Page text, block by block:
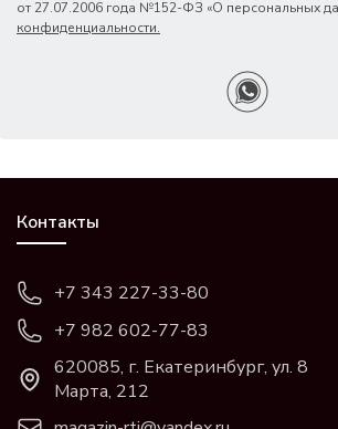
от 27.07.2006 года №152-ФЗ «О персональных
конфиденциальности.
Контакты
+7 343 227-33-80
+7 982 602-77-83
620085, г. Екатеринбург, ул. 8
Марта, 212